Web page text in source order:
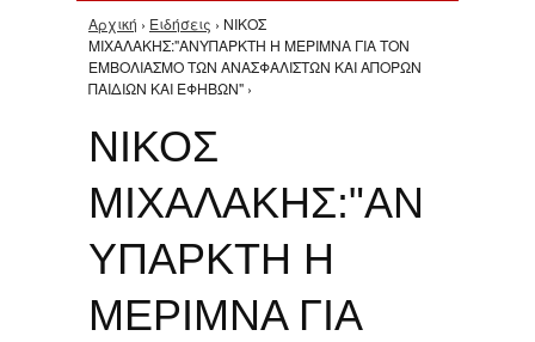
Είστε εδώ
Αρχική › Ειδήσεις › ΝΙΚΟΣ
ΜΙΧΑΛΑΚΗΣ:"ΑΝΥΠΑΡΚΤΗ Η ΜΕΡΙΜΝΑ ΓΙΑ ΤΟΝ
ΕΜΒΟΛΙΑΣΜΟ ΤΩΝ ΑΝΑΣΦΑΛΙΣΤΩΝ ΚΑΙ ΑΠΟΡΩΝ
ΠΑΙΔΙΩΝ ΚΑΙ ΕΦΗΒΩΝ" ›
ΝΙΚΟΣ
ΜΙΧΑΛΑΚΗΣ:"ΑΝ
ΥΠΑΡΚΤΗ Η
ΜΕΡΙΜΝΑ ΓΙΑ